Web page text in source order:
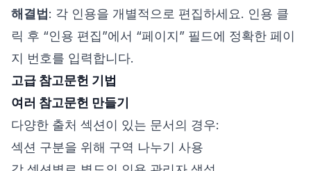
해결법 : 각 인용을 개별적으로 편집하세요. 인용 클
릭 후 “인용 편집”에서 “페이지” 필드에 정확한 페이
지 번호를 입력합니다.
고급 참고문헌 기법
여러 참고문헌 만들기
다양한 출처 섹션이 있는 문서의 경우:
섹션 구분을 위해 구역 나누기 사용